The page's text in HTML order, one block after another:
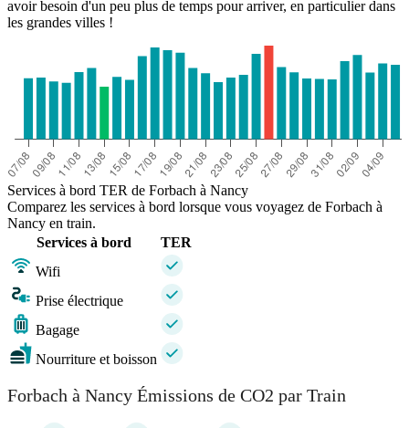
avoir besoin d'un peu plus de temps pour arriver, en particulier dans
les grandes villes !
Services à bord TER de Forbach à Nancy
Comparez les services à bord lorsque vous voyagez de Forbach à
Nancy en train.
Services à bord
TER
Wifi
Prise électrique
Bagage
Nourriture et boisson
Forbach à Nancy Émissions de CO2 par Train